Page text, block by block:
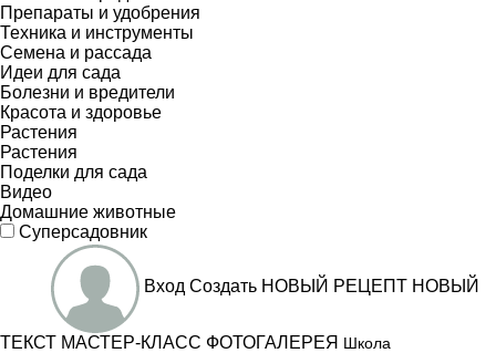
Препараты и удобрения
Техника и инструменты
Семена и рассада
Идеи для сада
Болезни и вредители
Красота и здоровье
Растения
Растения
Поделки для сада
Видео
Домашние животные
Суперсадовник
Вход Создать НОВЫЙ РЕЦЕПТ НОВЫЙ
ТЕКСТ МАСТЕР-КЛАСС ФОТОГАЛЕРЕЯ Школа